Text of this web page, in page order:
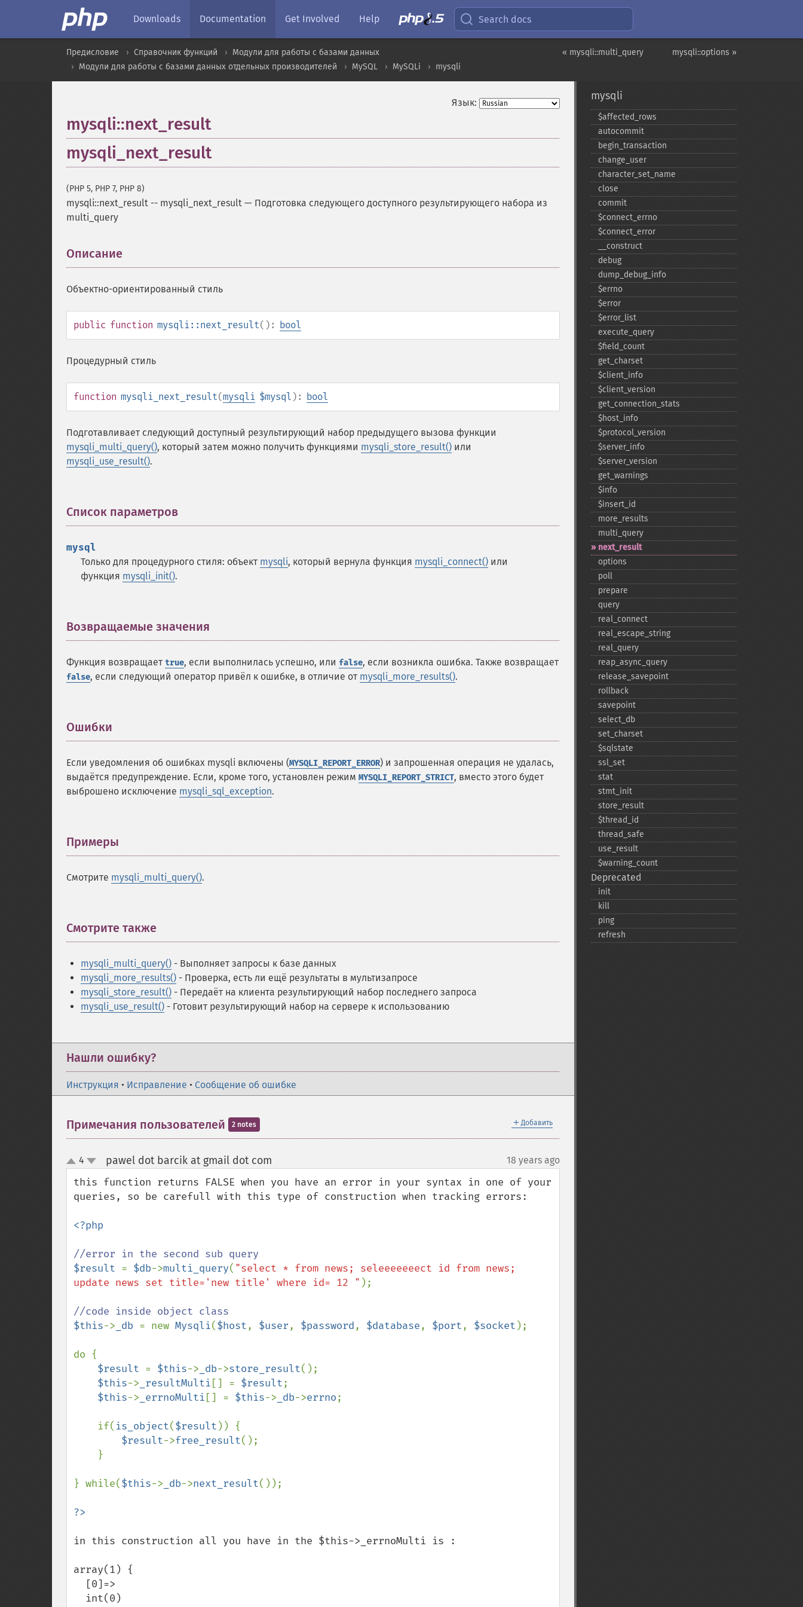
Downloads Documentation Get Involved Help Search docs
mysqli::options »
« mysqli::multi_query
Предисловие Справочник функций
Модули для работы с базами данных
Модули для работы с базами данных отдельных производителей
MySQL MySQLi mysqli
Язык:
mysqli::next_result
mysqli_next_result
(PHP 5, PHP 7, PHP 8)
mysqli::next_result -- mysqli_next_result — Подготовка следующего доступного результирующего набора из
multi_query
Описание
Объектно-ориентированный стиль
public function mysqli::next_result(): bool
Процедурный стиль
function mysqli_next_result(mysqli $mysql ): bool
Подготавливает следующий доступный результирующий набор предыдущего вызова функции
mysqli_multi_query(), который затем можно получить функциями mysqli_store_result() или
mysqli_use_result().
Список параметров
mysql
Только для процедурного стиля: объект mysqli, который вернула функция mysqli_connect() или
функция mysqli_init().
Возвращаемые значения
Функция возвращает true, если выполнилась успешно, или false, если возникла ошибка. Также возвращает
false, если следующий оператор привёл к ошибке, в отличие от mysqli_more_results().
Ошибки
Если уведомления об ошибках mysqli включены (MYSQLI_REPORT_ERROR) и запрошенная операция не удалась,
выдаётся предупреждение. Если, кроме того, установлен режим MYSQLI_REPORT_STRICT, вместо этого будет
выброшено исключение mysqli_sql_exception.
Примеры
Смотрите mysqli_multi_query().
Смотрите также
mysqli_multi_query() - Выполняет запросы к базе данных
mysqli_more_results() - Проверка, есть ли ещё результаты в мультизапросе
mysqli_store_result() - Передаёт на клиента результирующий набор последнего запроса
mysqli_use_result() - Готовит результирующий набор на сервере к использованию
Нашли ошибку?
Инструкция • Исправление • Сообщение об ошибке
＋ Добавить
Примечания пользователей 2 notes
up
down
4 pawel dot barcik at gmail dot com 18 years ago
this function returns FALSE when you have an error in your syntax in one of your
queries, so be carefull with this type of construction when tracking errors:
<?php
$result = $db->multi_query( "select * from news; seleeeeeeect id from news;
update news set title='new title' where id= 12 " );
$this-> _db = new Mysqli($host, $user, $password, $database, $port, $socket );
do {
$result = $this-> _db->store_result();
$this-> _resultMulti [] = $result;
$this-> _errnoMulti [] = $this-> _db->errno;
    if(
is_object($result )) {
$result->free_result();
} while($this-> _db->next_result());
in this construction all you have in the $this->_errnoMulti is :
array(1) {
mysqli
$affected_​rows
autocommit
begin_​transaction
change_​user
character_​set_​name
close
commit
$connect_​errno
$connect_​error
_​_​construct
debug
dump_​debug_​info
$errno
$error
$error_​list
execute_​query
$field_​count
get_​charset
$client_​info
$client_​version
get_​connection_​stats
$host_​info
$protocol_​version
$server_​info
$server_​version
get_​warnings
$info
$insert_​id
more_​results
multi_​query
next_​result
options
poll
prepare
query
real_​connect
real_​escape_​string
real_​query
reap_​async_​query
release_​savepoint
rollback
savepoint
select_​db
set_​charset
$sqlstate
ssl_​set
stat
stmt_​init
store_​result
$thread_​id
thread_​safe
use_​result
$warning_​count
Deprecated
init
kill
ping
refresh